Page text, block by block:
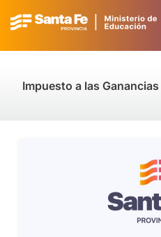
Impuesto a las Ganancias